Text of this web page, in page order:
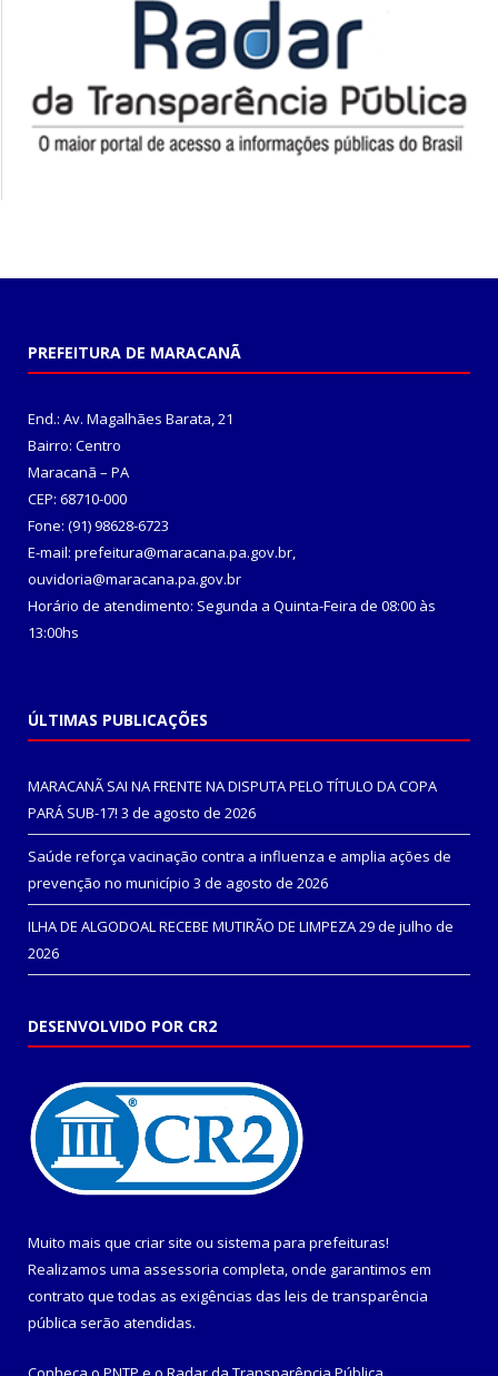
PREFEITURA DE MARACANÃ
End.: Av. Magalhães Barata, 21
Bairro: Centro
Maracanã – PA
CEP: 68710-000
Fone: (91) 98628-6723
E-mail: prefeitura@maracana.pa.gov.br,
ouvidoria@maracana.pa.gov.br
Horário de atendimento: Segunda a Quinta-Feira de 08:00 às
13:00hs
ÚLTIMAS PUBLICAÇÕES
MARACANÃ SAI NA FRENTE NA DISPUTA PELO TÍTULO DA COPA
PARÁ SUB-17! 3 de agosto de 2026
Saúde reforça vacinação contra a influenza e amplia ações de
prevenção no município 3 de agosto de 2026
ILHA DE ALGODOAL RECEBE MUTIRÃO DE LIMPEZA29 de julho de
2026
DESENVOLVIDO POR CR2
Muito mais que criar site ou sistema para prefeituras!
Realizamos uma assessoria completa, onde garantimos em
contrato que todas as exigências das leis de transparência
pública serão atendidas.